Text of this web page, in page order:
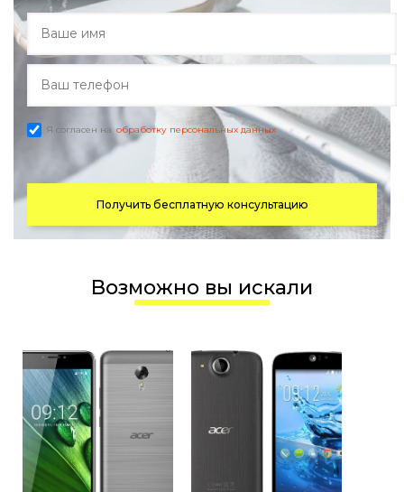
Я согласен на обработку персональных данных
Получить бесплатную консультацию
Возможно вы искали